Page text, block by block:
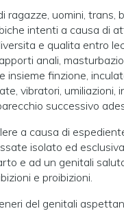
ragazze, uomini, trans,
intenti a causa di
e qualita entro
anali,
insieme finzione,
vibratori, umiliazioni,
successivo
a causa di
isolato ed
e ad un genitali
e proibizioni.
del genitali